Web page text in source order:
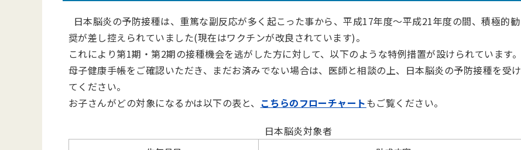
日本脳炎の予防接種は、重篤な副反応が多く起こった事から、平成17年度～平成21年度の間、積極的勧
奨が差し控えられていました(現在はワクチンが改良されています)。
これにより第1期・第2期の接種機会を逃がした方に対して、以下のような特例措置が設けられています。
母子健康手帳をご確認いただき、まだお済みでない場合は、医師と相談の上、日本脳炎の予防接種を受け
てください。
お子さんがどの対象になるかは以下の表と、 こちらのフローチャートもご覧ください。
日本脳炎対象者